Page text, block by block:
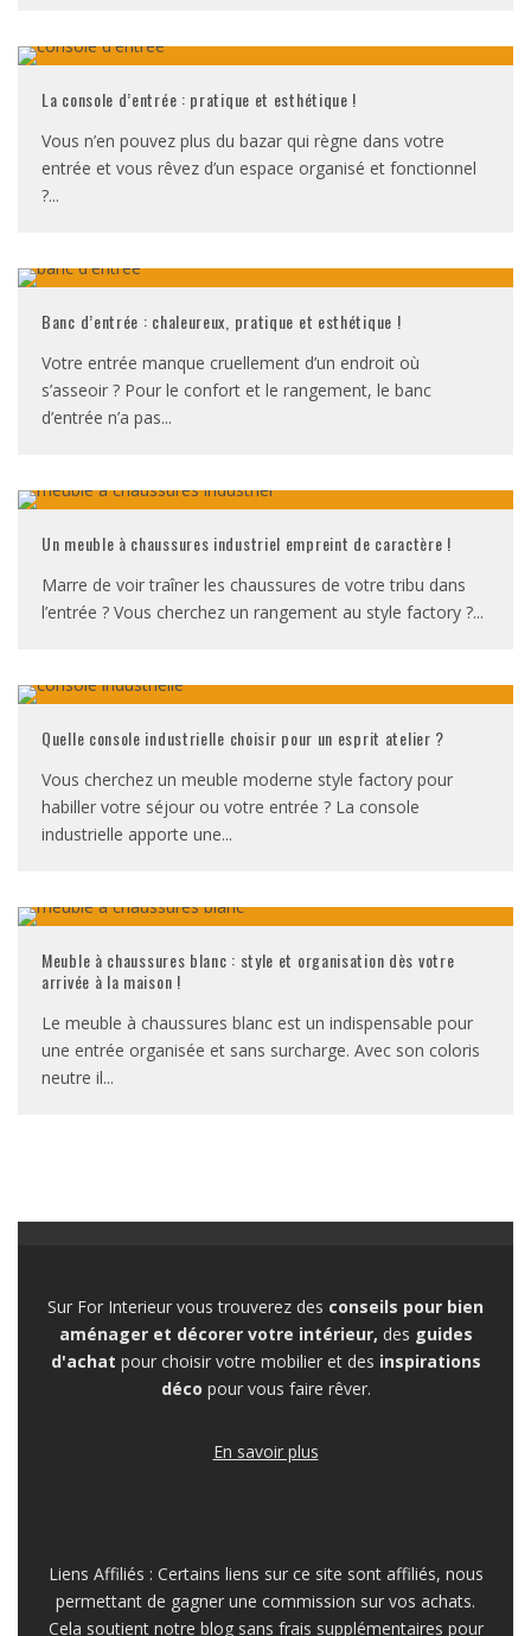
La console d’entrée : pratique et esthétique !
Vous n’en pouvez plus du bazar qui règne dans votre
entrée et vous rêvez d’un espace organisé et fonctionnel
?...
Banc d’entrée : chaleureux, pratique et esthétique !
Votre entrée manque cruellement d’un endroit où
s’asseoir ? Pour le confort et le rangement, le banc
d’entrée n’a pas...
Un meuble à chaussures industriel empreint de caractère !
Marre de voir traîner les chaussures de votre tribu dans
l’entrée ? Vous cherchez un rangement au style factory ?...
Quelle console industrielle choisir pour un esprit atelier ?
Vous cherchez un meuble moderne style factory pour
habiller votre séjour ou votre entrée ? La console
industrielle apporte une...
Meuble à chaussures blanc : style et organisation dès votre
arrivée à la maison !
Le meuble à chaussures blanc est un indispensable pour
une entrée organisée et sans surcharge. Avec son coloris
neutre il...
Sur For Interieur vous trouverez des conseils pour bien
aménager et décorer votre intérieur, des guides
d'achat pour choisir votre mobilier et des inspirations
déco pour vous faire rêver.
En savoir plus
Liens Affiliés : Certains liens sur ce site sont affiliés, nous
permettant de gagner une commission sur vos achats.
Cela soutient notre blog sans frais supplémentaires pour